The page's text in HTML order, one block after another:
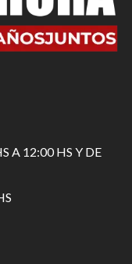
A 12:00 HS Y DE